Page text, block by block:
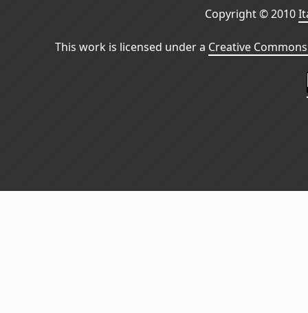
Copyright © 2010
This work is licensed under a Creative